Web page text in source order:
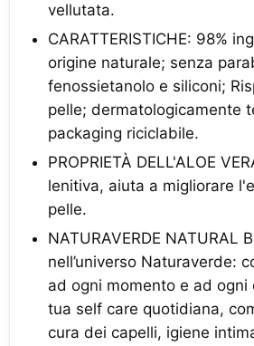
vellutata.
CARATTERISTICHE: 98%
origine naturale; senza
fenossietanolo e siliconi;
pelle; dermatologicamente
packaging riciclabile.
PROPRIETÀ DELL'ALOE
lenitiva, aiuta a migliorare
pelle.
NATURAVERDE NATURAL
nell’universo Naturaverde:
ad ogni momento e ad ogni
tua self care quotidiana,
cura dei capelli, igiene